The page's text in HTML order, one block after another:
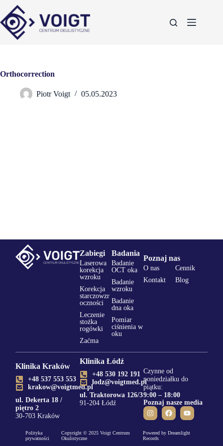
Orthocorrection
Piotr Voigt 05.05.2023
Zabiegi
Laserowa
korekcja
wzroku
Korekcja
starczowzr
oczności
Leczenie
stożka
rogówki
Zaćma
Badania
Badanie
OCT oka
Badanie
wzroku
Badanie
dna oka
Pomiar
ciśnienia w
oku
Poznaj nas
O nas
Cennik
Kontakt
Blog
Klinika Kraków
+48 537 553 553
krakow@voigtmed.pl
ul. Dekerta 18 /
piętro 2
30-703 Kraków
Klinika Łódź
+48 530 192 191
lodz@voigtmed.pl
ul. Traktorowa 126/3
91-204 Łódź
Poznaj nasze media
Czynne od
poniedziałku do
piątku:
9:00 – 18:00
Polityka
prywatności
Copyright © 2025 Voigt Centrum
Okulistyczne
Powered by Dreamlight
Records